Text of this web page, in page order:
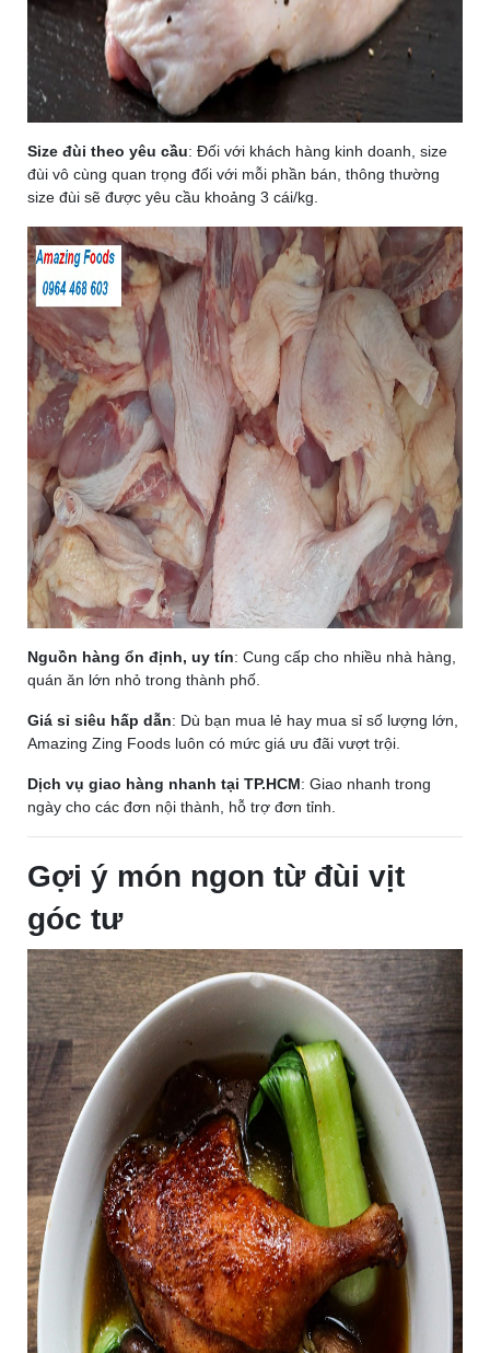
Size đùi theo yêu cầu: Đối với khách hàng kinh doanh, size
đùi vô cùng quan trọng đối với mỗi phần bán, thông thường
size đùi sẽ được yêu cầu khoảng 3 cái/kg.
Nguồn hàng ổn định, uy tín: Cung cấp cho nhiều nhà hàng,
quán ăn lớn nhỏ trong thành phố.
Giá sỉ siêu hấp dẫn: Dù bạn mua lẻ hay mua sỉ số lượng lớn,
Amazing Zing Foods luôn có mức giá ưu đãi vượt trội.
Dịch vụ giao hàng nhanh tại TP.HCM: Giao nhanh trong
ngày cho các đơn nội thành, hỗ trợ đơn tỉnh.
Gợi ý món ngon từ đùi vịt
góc tư